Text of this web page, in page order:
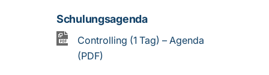
Schulungsagenda
Controlling (1 Tag) – Agenda
(PDF)